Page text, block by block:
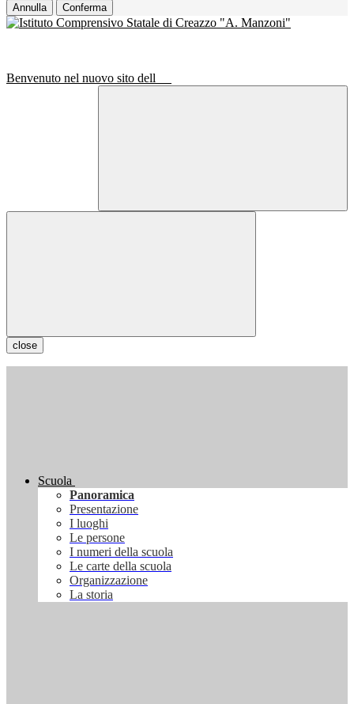
Annulla Conferma
Benvenuto nel nuovo sito dell
close
Scuola
Panoramica
Presentazione
I luoghi
Le persone
I numeri della scuola
Le carte della scuola
Organizzazione
La storia